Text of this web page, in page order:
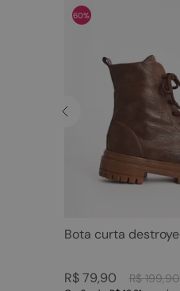
60%
Bota curta
R$ 199,90
R$ 79,90